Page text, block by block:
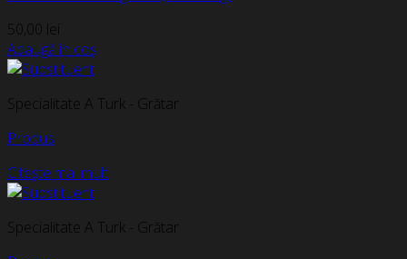
50,00 lei
Adaugă în coș
Specialitate A Turk - Grătar
Produs
Citește mai mult
Specialitate A Turk - Grătar